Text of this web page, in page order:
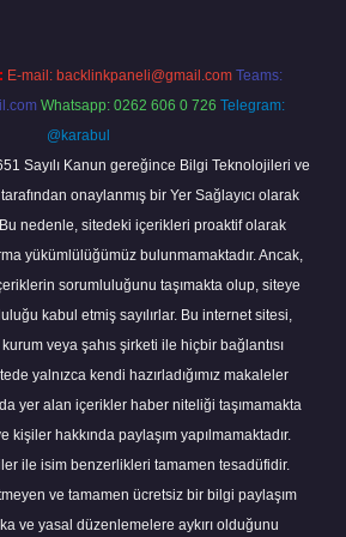
E-mail: backlinkpaneli@gmail.com Teams:
Whatsapp: 0262 606 0 726 Telegram:
@karabul
Sayılı Kanun gereğince Bilgi Teknolojileri ve
onaylanmış bir Yer Sağlayıcı olarak
nedenle, sitedeki içerikleri proaktif olarak
yükümlülüğümüz bulunmamaktadır. Ancak,
sorumluluğunu taşımakta olup, siteye
kabul etmiş sayılırlar. Bu internet sitesi,
veya şahıs şirketi ile hiçbir bağlantısı
yalnızca kendi hazırladığımız makaleler
yer alan içerikler haber niteliği taşımamakta
kişiler hakkında paylaşım yapılmamaktadır.
ile isim benzerlikleri tamamen tesadüfidir.
ve tamamen ücretsiz bir bilgi paylaşım
ve yasal düzenlemelere aykırı olduğunu